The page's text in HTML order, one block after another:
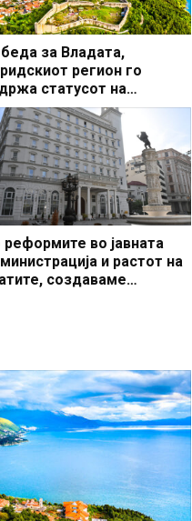
за Владата,
регион го
статусот на
светско културно
реформите во јавната
и растот на
создаваме